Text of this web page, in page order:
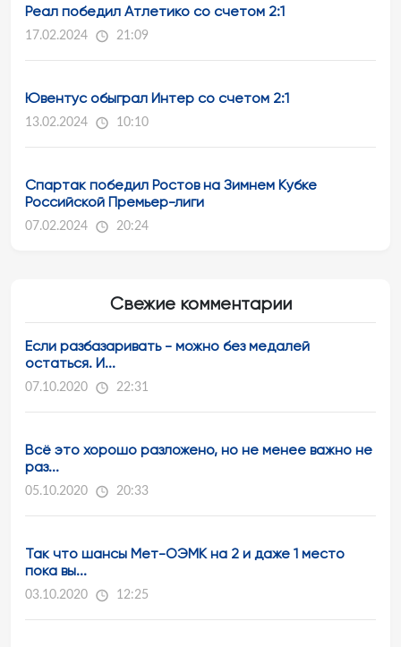
Реал победил Атлетико со счетом 2:1
17.02.2024 21:09
Ювентус обыграл Интер со счетом 2:1
13.02.2024 10:10
Спартак победил Ростов на Зимнем Кубке
Российской Премьер-лиги
07.02.2024 20:24
Свежие комментарии
Если разбазаривать - можно без медалей
остаться. И...
07.10.2020 22:31
Всё это хорошо разложено, но не менее важно не
раз...
05.10.2020 20:33
Так что шансы Мет-ОЭМК на 2 и даже 1 место
пока вы...
03.10.2020 12:25